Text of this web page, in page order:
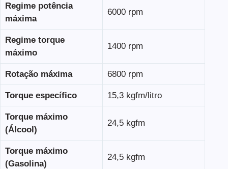
Regime potência
máxima
6000 rpm
Regime torque
máximo
1400 rpm
Rotação máxima 6800 rpm
Torque específico 15,3 kgfm/litro
Torque máximo
(Álcool)
24,5 kgfm
Torque máximo
(Gasolina)
24,5 kgfm